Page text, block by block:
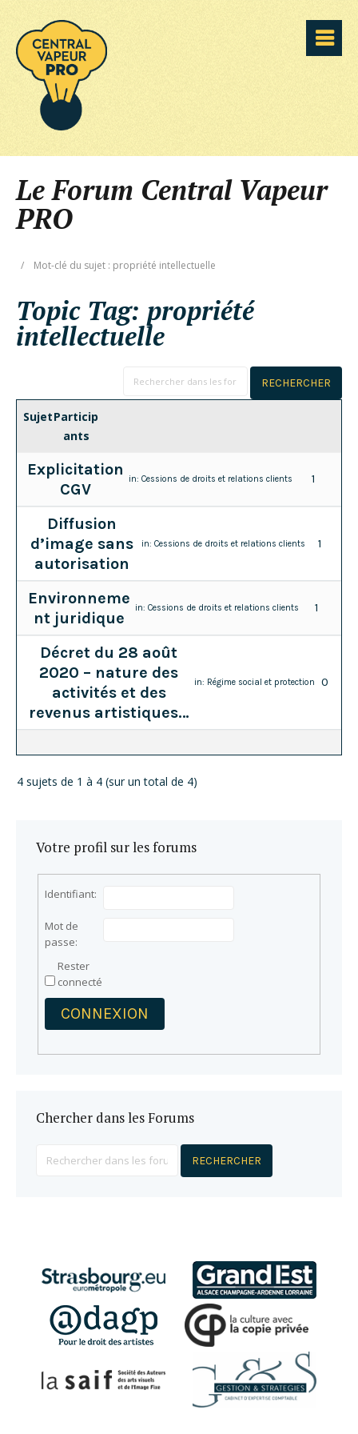
Le Forum Central Vapeur
PRO
/ Mot-clé du sujet : propriété intellectuelle
Topic Tag: propriété
intellectuelle
SujetParticip
ants
Explicitation
CGV
in: Cessions de droits et relations clients 1
Diffusion
d’image sans
autorisation
in: Cessions de droits et relations clients 1
Environneme
nt juridique
in: Cessions de droits et relations clients 1
Décret du 28 août
2020 – nature des
activités et des
revenus artistiques…
in: Régime social et protection 0
4 sujets de 1 à 4 (sur un total de 4)
Votre profil sur les forums
Identifiant:
Mot de
passe:
Rester
connecté
CONNEXION
Chercher dans les Forums